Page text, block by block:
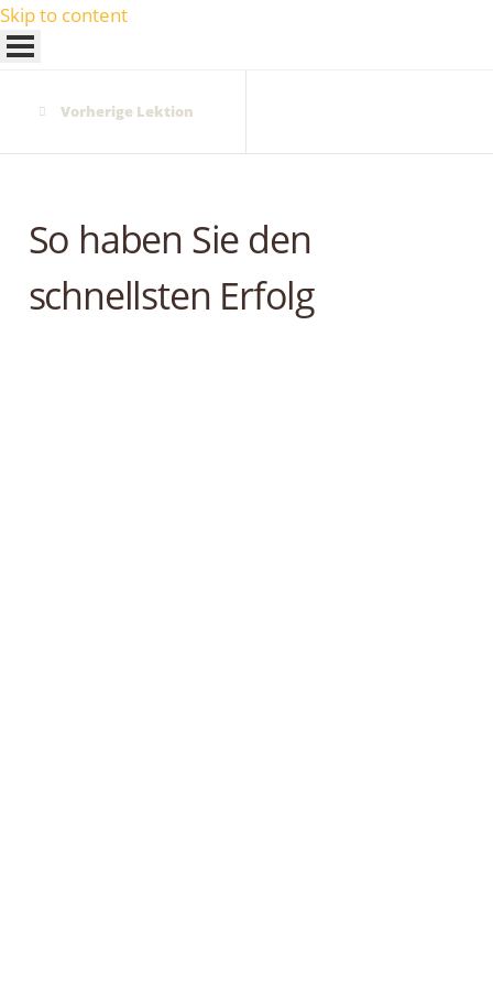
Skip to content
Vorherige Lektion
So haben Sie den
schnellsten Erfolg